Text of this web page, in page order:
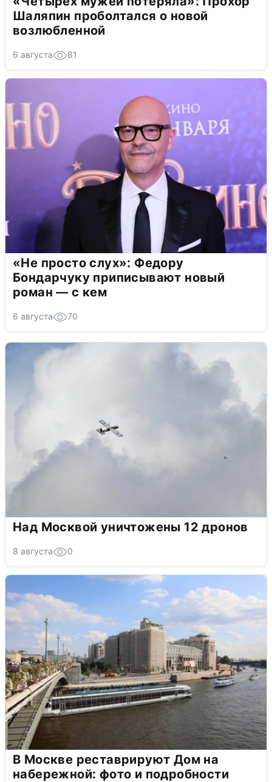
Шаляпин проболтался о новой
возлюбленной
6 августа 81
«Не просто слух»: Федору
Бондарчуку приписывают новый
роман — с кем
6 августа 70
Над Москвой уничтожены 12 дронов
8 августа 0
В Москве реставрируют Дом на
набережной: фото и подробности